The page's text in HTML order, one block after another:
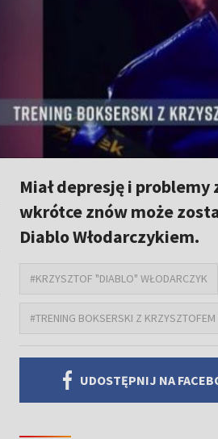
Miał depresję i
wkrótce znów może
Diablo Włodarczykiem.
#KRZYSZTOF "DIABLO" WŁODARCZYK
#TRENING BOKSERSKI Z
UDOSTĘPNIJ NA